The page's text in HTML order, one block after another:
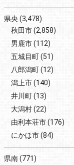
県央(3,478)
秋田市(2,858)
男鹿市(112)
五城目町(51)
八郎潟町(12)
潟上市(140)
井川町(13)
大潟村(22)
由利本荘市(176)
にかほ市(84)
県南(771)